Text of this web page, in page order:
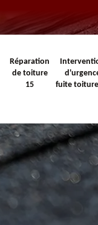
Réparation
de toiture
15
fuite